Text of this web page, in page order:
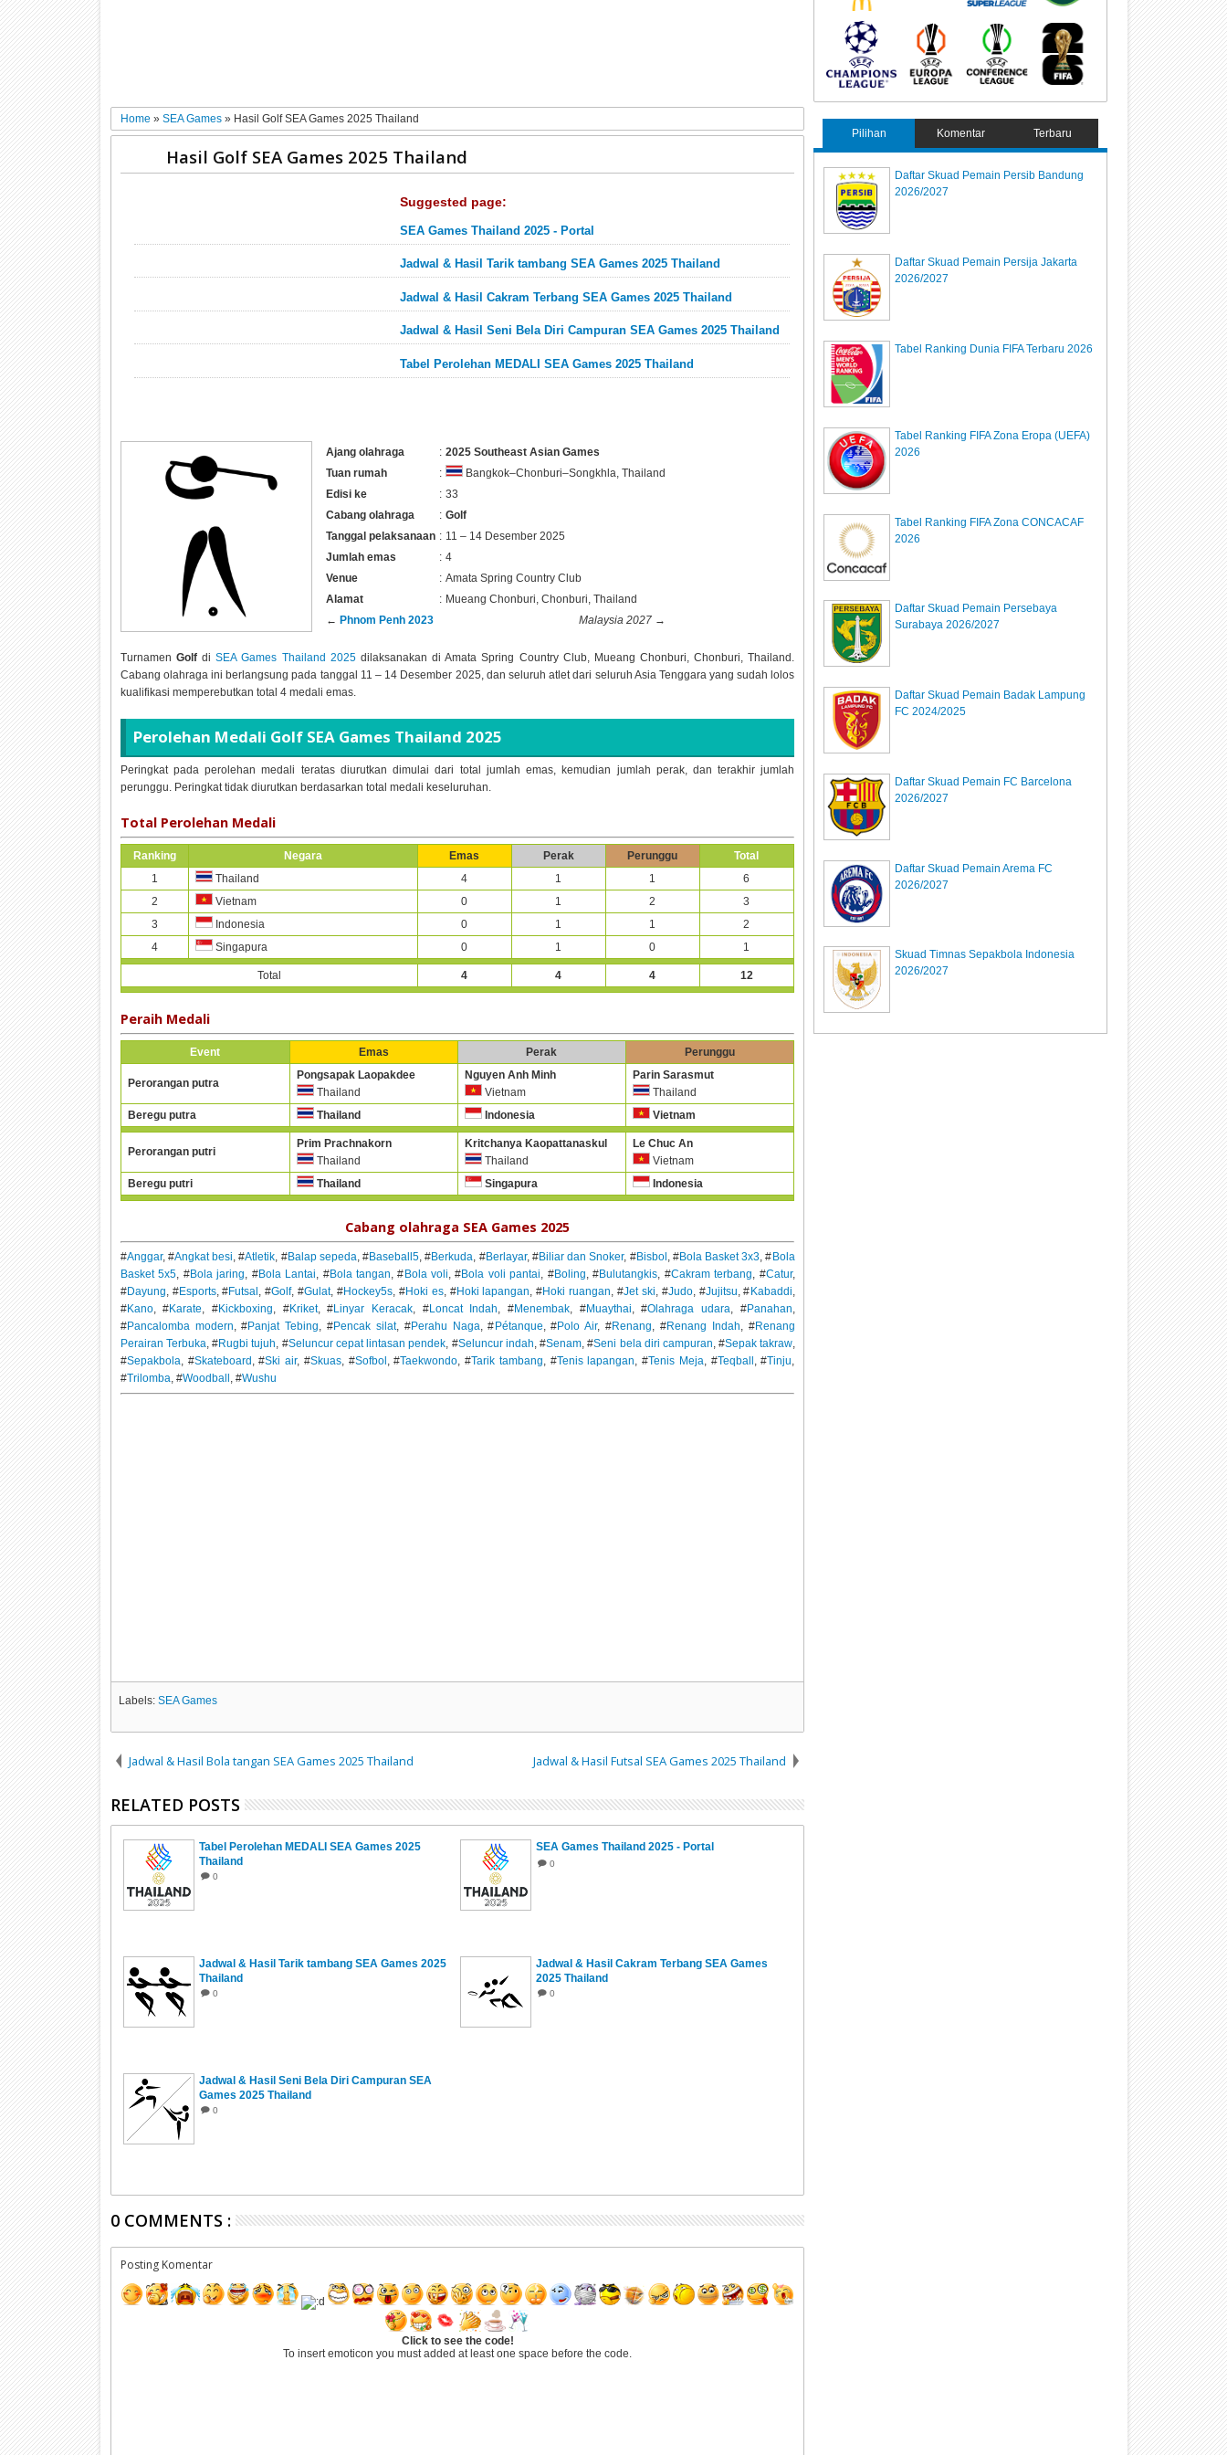
Home » SEA Games » Hasil Golf SEA Games 2025 Thailand
Hasil Golf SEA Games 2025 Thailand
Suggested page:
SEA Games Thailand 2025 - Portal
Jadwal & Hasil Tarik tambang SEA Games 2025 Thailand
Jadwal & Hasil Cakram Terbang SEA Games 2025 Thailand
Jadwal & Hasil Seni Bela Diri Campuran SEA Games 2025 Thailand
Tabel Perolehan MEDALI SEA Games 2025 Thailand
Ajang olahraga : 2025 Southeast Asian Games
Tuan rumah
:
Bangkok–Chonburi–Songkhla, Thailand
Edisi ke
: 33
Cabang olahraga
: Golf
Tanggal pelaksanaan : 11 – 14 Desember 2025
Jumlah emas
: 4
Venue
: Amata Spring Country Club
Alamat
: Mueang Chonburi, Chonburi, Thailand
← Phnom Penh 2023 Malaysia 2027→
Turnamen GolfdiSEA Games Thailand 2025dilaksanakan diAmata Spring Country Club, Mueang Chonburi, Chonburi, Thailand.
Cabang olahraga ini berlangsung pada tanggal 11 – 14 Desember 2025, dan seluruh atlet dari seluruh Asia Tenggara yang sudah lolos
kualifikasi memperebutkan total 4 medali emas.
Perolehan Medali Golf SEA Games Thailand 2025
Peringkat pada perolehan medali teratas diurutkan dimulai dari total jumlah emas, kemudian jumlah perak, dan terakhir jumlah
perunggu. Peringkat tidak diurutkan berdasarkan total medali keseluruhan.
Total Perolehan Medali
Ranking Negara Emas Perak Perunggu
Total
1
Thailand 4 1 1
6
2
Vietnam 0 1 2
3
3
Indonesia 0 1 1
2
4
Singapura 0 1 0 1
Total 4 4 4 12
Peraih Medali
Event Emas Perak Perunggu
Perorangan putra
Pongsapak Laopakdee
Thailand
Nguyen Anh Minh
Vietnam
Parin Sarasmut
Thailand
Beregu putra
Thailand Indonesia Vietnam
Perorangan putri
Prim Prachnakorn
Thailand
Kritchanya Kaopattanaskul
Thailand
Le Chuc An
Vietnam
Beregu putri
Thailand Singapura Indonesia
Cabang olahraga SEA Games 2025
#Anggar, #Angkat besi , #Atletik , #Balap sepeda , #Baseball5 , #Berkuda , #Berlayar, #Biliar dan Snoker, #Bisbol , #Bola Basket 3x3 , #Bola
Basket 5x5 , #Bola jaring , #Bola Lantai , #Bola tangan , #Bola voli , #Bola voli pantai , #Boling , #Bulutangkis , #Cakram terbang , #Catur,
#Dayung , #Esports, #Futsal , #Golf, #Gulat, #Hockey5s , #Hoki es, #Hoki lapangan , #Hoki ruangan , #Jet ski , #Judo, #Jujitsu , #Kabaddi
#Kano, #Karate , #Kickboxing , #Kriket, #Linyar Keracak , #Loncat Indah , #Menembak , #Muaythai , #Olahraga udara , #Panahan
#Pancalomba modern , #Panjat Tebing , #Pencak silat, #Perahu Naga , #Pétanque , #Polo Air, #Renang , #Renang Indah , #Renang
Perairan Terbuka , #Rugbi tujuh , #Seluncur cepat lintasan pendek , #Seluncur indah , #Senam , #Seni bela diri campuran , #Sepak takraw,
#Sepakbola , #Skateboard , #Ski air, #Skuas, #Sofbol , #Taekwondo , #Tarik tambang , #Tenis lapangan , #Tenis Meja , #Teqball , #Tinju
#Trilomba , #Woodball , #Wushu
Labels: SEA Games
Jadwal & Hasil Bola tangan SEA Games 2025 Thailand Jadwal & Hasil Futsal SEA Games 2025 Thailand
RELATED POSTS
Tabel Perolehan MEDALI SEA Games 2025
Thailand
0
SEA Games Thailand 2025 - Portal
0
Jadwal & Hasil Tarik tambang SEA Games 2025
Thailand
0
Jadwal & Hasil Cakram Terbang SEA Games
2025 Thailand
0
Jadwal & Hasil Seni Bela Diri Campuran SEA
Games 2025 Thailand
0
0 COMMENTS :
Posting Komentar
Click to see the code!
To insert emoticon you must added at least one space before the code.
Pilihan Komentar Terbaru
Daftar Skuad Pemain Persib Bandung
2026/2027
Daftar Skuad Pemain Persija Jakarta
2026/2027
Tabel Ranking Dunia FIFA Terbaru 2026
Tabel Ranking FIFA Zona Eropa (UEFA)
2026
Tabel Ranking FIFA Zona CONCACAF
2026
Daftar Skuad Pemain Persebaya
Surabaya 2026/2027
Daftar Skuad Pemain Badak Lampung
FC 2024/2025
Daftar Skuad Pemain FC Barcelona
2026/2027
Daftar Skuad Pemain Arema FC
2026/2027
Skuad Timnas Sepakbola Indonesia
2026/2027